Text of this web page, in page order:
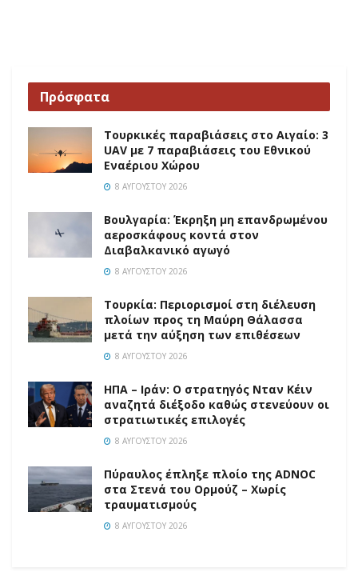
Πρόσφατα
Τουρκικές παραβιάσεις στο Αιγαίο: 3
UAV με 7 παραβιάσεις του Εθνικού
Εναέριου Χώρου
8 ΑΥΓΟΎΣΤΟΥ 2026
Βουλγαρία: Έκρηξη μη επανδρωμένου
αεροσκάφους κοντά στον
Διαβαλκανικό αγωγό
8 ΑΥΓΟΎΣΤΟΥ 2026
Τουρκία: Περιορισμοί στη διέλευση
πλοίων προς τη Μαύρη Θάλασσα
μετά την αύξηση των επιθέσεων
8 ΑΥΓΟΎΣΤΟΥ 2026
ΗΠΑ – Ιράν: Ο στρατηγός Νταν Κέιν
αναζητά διέξοδο καθώς στενεύουν οι
στρατιωτικές επιλογές
8 ΑΥΓΟΎΣΤΟΥ 2026
Πύραυλος έπληξε πλοίο της ADNOC
στα Στενά του Ορμούζ – Χωρίς
τραυματισμούς
8 ΑΥΓΟΎΣΤΟΥ 2026